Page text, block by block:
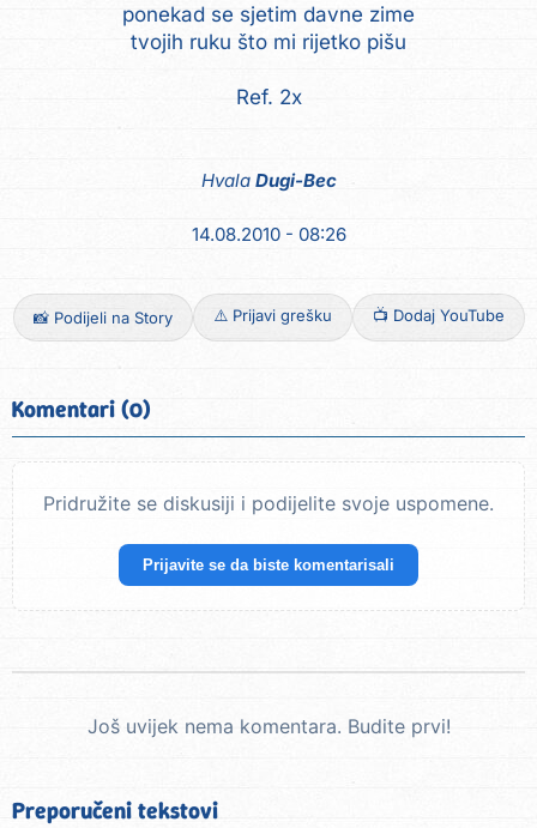
ponekad se sjetim davne zime
tvojih ruku što mi rijetko pišu
Ref. 2x
Hvala Dugi-Bec
14.08.2010 - 08:26
📸 Podijeli na Story ⚠️ Prijavi grešku 📺 Dodaj YouTube
Komentari (0)
Pridružite se diskusiji i podijelite svoje uspomene.
Prijavite se da biste komentarisali
Još uvijek nema komentara. Budite prvi!
Preporučeni tekstovi